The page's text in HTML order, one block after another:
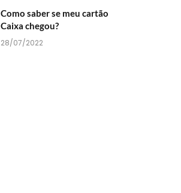
Como saber se meu cartão
Caixa chegou?
28/07/2022